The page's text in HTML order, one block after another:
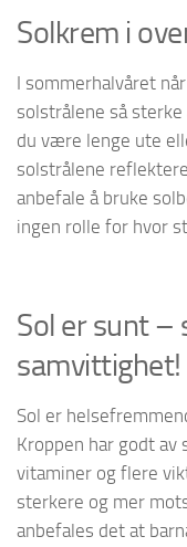
Solkrem i
I sommerhalvåret
solstrålene så sterke
du være lenge ute
solstrålene
anbefale å bruke
ingen rolle for hvor
Sol er sunt –
samvittighet!
Sol er
Kroppen har godt av
vitaminer og flere
sterkere og mer
anbefales det at